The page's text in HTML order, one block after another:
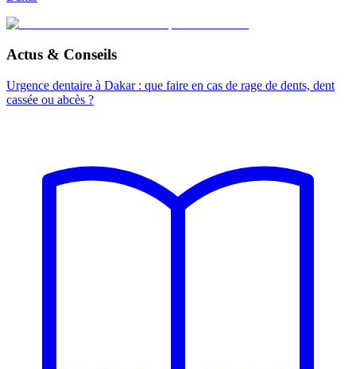
Actus & Conseils
Urgence dentaire à Dakar : que faire en cas de rage de dents, dent
cassée ou abcès ?